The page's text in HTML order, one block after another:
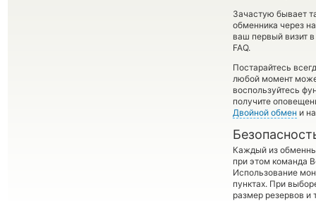
Зачастую бывает
обменника через
ваш первый визит
FAQ.
Постарайтесь
любой момент
воспользуйтесь
получите
Двойной обмен и
Каждый из
при этом команда
Использование
пунктах. При
размер резервов и